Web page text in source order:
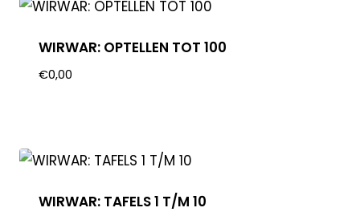
WIRWAR: OPTELLEN TOT 100
€0,00
WIRWAR: TAFELS 1 T/M 10